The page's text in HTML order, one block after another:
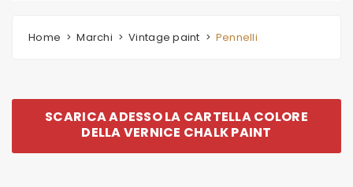
Home Marchi Vintage paint Pennelli
SCARICA ADESSO LA CARTELLA COLORE
DELLA VERNICE CHALK PAINT